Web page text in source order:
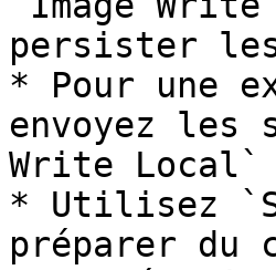
persister
* Pour une
envoyez les
Write
* Utilisez
préparer du